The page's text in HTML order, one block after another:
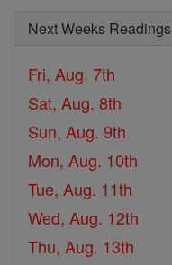
Next Weeks Readings
Fri, Aug. 7th
Sat, Aug. 8th
Sun, Aug. 9th
Mon, Aug. 10th
Tue, Aug. 11th
Wed, Aug. 12th
Thu, Aug. 13th